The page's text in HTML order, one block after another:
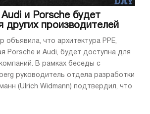
и Porsche будет
других производителей
объявила, что архитектура PPE,
Porsche и Audi, будет доступна для
В рамках беседы с
руководитель отдела разработки
(Ulrich Widmann) подтвердил, что